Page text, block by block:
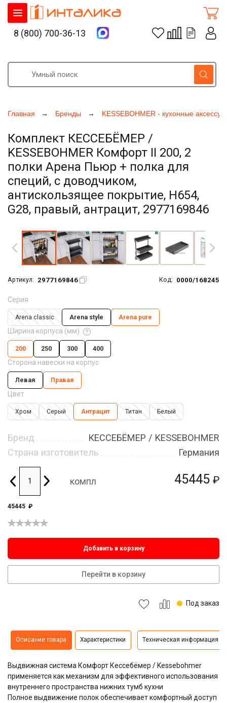
Главная Бренды KESSEBOHMER - кухонные
Комплект КЕССЕБЁМЕР /
KESSEBOHMER Комфорт II 200, 2
полки Арена Пьюр + полка для
специй, с доводчиком,
антискользящее покрытие, H654,
G28, правый, антрацит, 2977169846
Артикул: 2977169846 Код: 0000/168245
45445 ₽
Серия
Arena classic Arena style Arena pure
Ширина корпуса (мм)
200 250 300 400
Сторона навески на корпус
Левая Правая
Цвет
Хром Серый Антрацит Титан Белый
Бренд
КЕССЕБЁМЕР / KESSEBOHMER
Страна изготовитель
Германия
компл
45445 ₽
Добавить в корзину
Перейти в корзину
Под заказ
Описание товара Характеристики Техническая информация
Выдвижная система Комфорт Кессебёмер / Kessebohmer
применяется как механизм для эффективного использования
внутреннего пространства нижних тумб кухни
Полное выдвижение полок обеспечивает комфортный доступ
8 (800) 700-36-13